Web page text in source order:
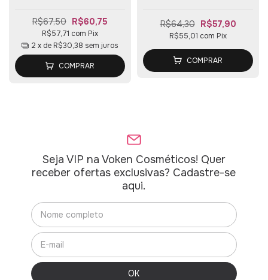
R$67,50 R$60,75
R$57,71 com Pix
2 x de R$30,38 sem juros
COMPRAR
R$64,30 R$57,90
R$55,01 com Pix
COMPRAR
Seja VIP na Voken Cosméticos! Quer
receber ofertas exclusivas? Cadastre-se
aqui.